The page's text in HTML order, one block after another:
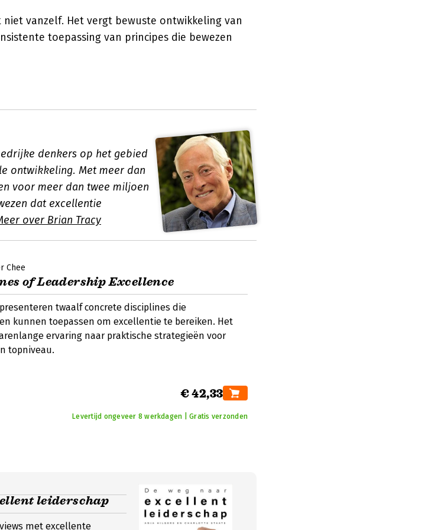
vanzelf. Het vergt bewuste ontwikkeling van
toepassing van principes die bewezen
denkers op het gebied
ontwikkeling. Met meer dan
voor meer dan twee miljoen
dat excellentie
over Brian Tracy
Chee
of Leadership Excellence
twaalf concrete disciplines die
kunnen toepassen om excellentie te bereiken. Het
ervaring naar praktische strategieën voor
topniveau.
€ 42,33
Levertijd ongeveer 8 werkdagen | Gratis verzonden
leiderschap
met excellente